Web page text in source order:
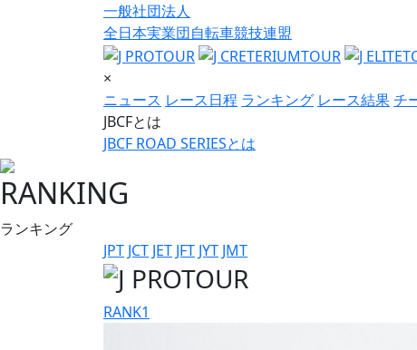
一般社団法人
全日本実業団自転車競技連盟
×
ニュース レース日程 ランキング レース結果チ
JBCFとは
JBCF ROAD SERIESとは
RANKING
ランキング
JPT JCT JET JFT JYT JMT
RANK1